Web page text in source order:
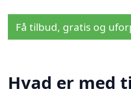
Få tilbud, gratis og
Hvad er med